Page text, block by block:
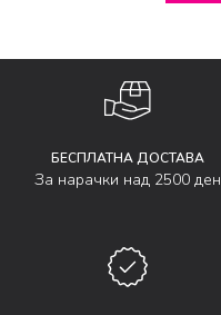
БЕСПЛАТНА ДОСТАВА
За нарачки над 2500 ден